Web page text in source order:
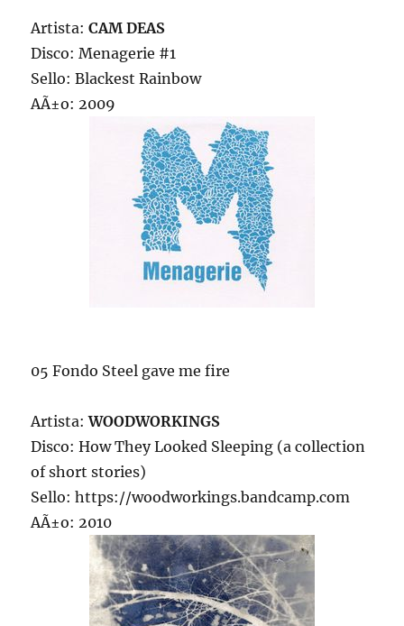
Artista:CAM DEAS
Disco: Menagerie #1
Sello: Blackest Rainbow
AÃ±o: 2009
05 Fondo Steel gave me fire
Artista:WOODWORKINGS
Disco: How They Looked Sleeping (a collection
of short stories)
Sello: https://woodworkings.bandcamp.com
AÃ±o: 2010